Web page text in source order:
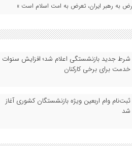
به رهبر ایران، تعرض به امت اسلام است »
شرط جدید بازنشستگی اعلام شد؛ افزایش سنوات
خدمت برای برخی کارکنان
ثبت‌نام وام اربعین ویژه بازنشستگان کشوری آغاز
شد